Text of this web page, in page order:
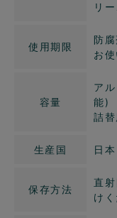
リ
使用期限
防
お使
容量
ア
能)
詰
生産国 日本
保存方法
直
けく